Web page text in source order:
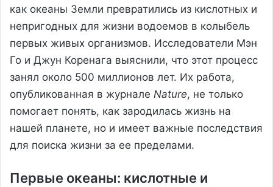
как океаны Земли превратились из кислотных и
непригодных для жизни водоемов в колыбель
первых живых организмов. Исследователи Мэн
Го и Джун Коренага выяснили, что этот процесс
занял около 500 миллионов лет. Их работа,
опубликованная в журнале Nature, не только
помогает понять, как зародилась жизнь на
нашей планете, но и имеет важные последствия
для поиска жизни за ее пределами.
Первые океаны: кислотные и